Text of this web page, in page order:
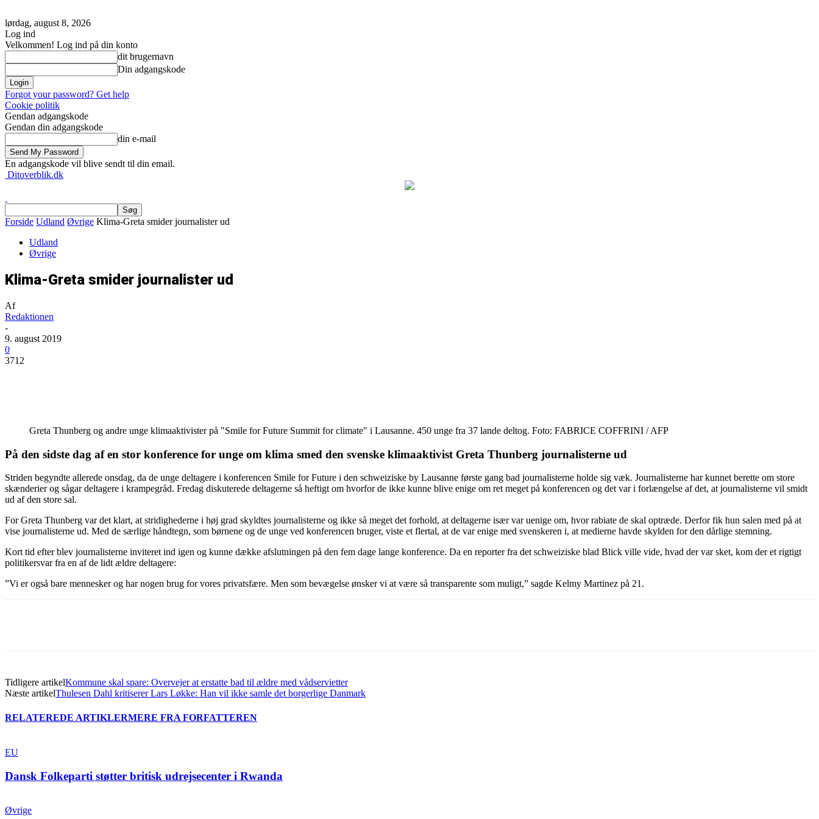
lørdag, august 8, 2026
Log ind
Velkommen! Log ind på din konto
dit brugernavn
Din adgangskode
Forgot your password? Get help
Cookie politik
Gendan adgangskode
Gendan din adgangskode
din e-mail
En adgangskode vil blive sendt til din email.
Ditoverblik.dk
Forside Udland Øvrige Klima-Greta smider journalister ud
Udland
Øvrige
Klima-Greta smider journalister ud
Af
Redaktionen
-
9. august 2019
0
3712
Greta Thunberg og andre unge klimaaktivister på "Smile for Future Summit for climate" i Lausanne. 450 unge fra 37 lande deltog. Foto: FABRICE COFFRINI / AFP
På den sidste dag af en stor konference for unge om klima smed den svenske klimaaktivist Greta Thunberg journalisterne ud
Striden begyndte allerede onsdag, da de unge deltagere i konferencen Smile for Future i den schweiziske by Lausanne første gang bad journalisterne holde sig væk. Journalisterne har kunnet berette om store
skænderier og sågar deltagere i krampegråd. Fredag diskuterede deltagerne så heftigt om hvorfor de ikke kunne blive enige om ret meget på konferencen og det var i forlængelse af det, at journalisterne vil smidt
ud af den store sal.
For Greta Thunberg var det klart, at stridighederne i høj grad skyldtes journalisterne og ikke så meget det forhold, at deltagerne især var uenige om, hvor rabiate de skal optræde. Derfor fik hun salen med på at
vise journalisterne ud. Med de særlige håndtegn, som børnene og de unge ved konferencen bruger, viste et flertal, at de var enige med svenskeren i, at medierne havde skylden for den dårlige stemning.
Kort tid efter blev journalisterne inviteret ind igen og kunne dække afslutningen på den fem dage lange konference. Da en reporter fra det schweiziske blad Blick ville vide, hvad der var sket, kom der et rigtigt
politikersvar fra en af de lidt ældre deltagere:
”Vi er også bare mennesker og har nogen brug for vores privatsfære. Men som bevægelse ønsker vi at være så transparente som muligt,” sagde Kelmy Martinez på 21.
Tidligere artikelKommune skal spare: Overvejer at erstatte bad til ældre med vådservietter
Næste artikelThulesen Dahl kritiserer Lars Løkke: Han vil ikke samle det borgerlige Danmark
RELATEREDE ARTIKLERMERE FRA FORFATTEREN
EU
Dansk Folkeparti støtter britisk udrejsecenter i Rwanda
Øvrige